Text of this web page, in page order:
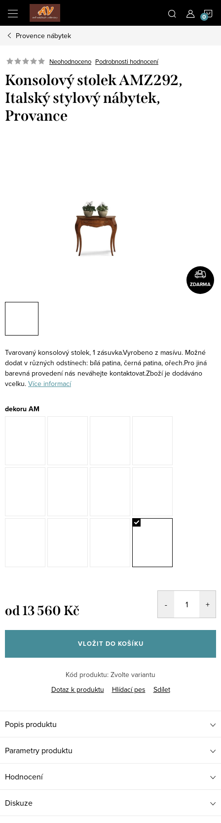
obsah
Provence nábytek
Neohodnoceno Podrobnosti hodnocení
Konsolový stolek AMZ292,
Italský stylový nábytek,
Provance
ZDARMA
Tvarovaný konsolový stolek, 1 zásuvka.Vyrobeno z masívu. Možné
dodat v různých odstínech: bílá patina, černá patina, ořech.Pro jiná
barevná provedení nás neváhejte kontaktovat.Zboží je dodáváno
vcelku. Více informací
dekoru AM
od13 560 Kč
cena:
VLOŽIT DO KOŠÍKU
Kód produktu: Zvolte variantu
Dotaz k produktu
Hlídací pes Sdílet
Popis produktu
Parametry produktu
Hodnocení
Diskuze